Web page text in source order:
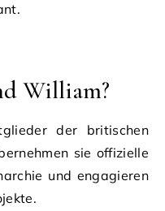
William?
der britischen
sie offizielle
und engagieren